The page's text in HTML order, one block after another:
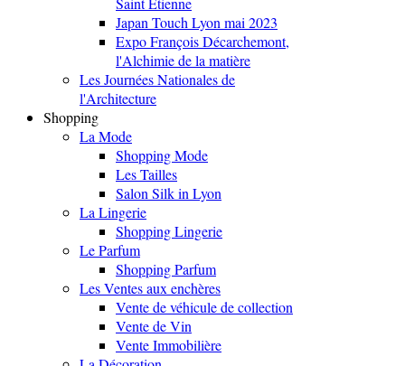
Japan Touch Lyon mai 2023
Expo François Décarchemont,
l'Alchimie de la matière
Les Journées Nationales de
l'Architecture
Shopping
La Mode
Shopping Mode
Les Tailles
Salon Silk in Lyon
La Lingerie
Shopping Lingerie
Le Parfum
Shopping Parfum
Les Ventes aux enchères
Vente de véhicule de collection
Vente de Vin
Vente Immobilière